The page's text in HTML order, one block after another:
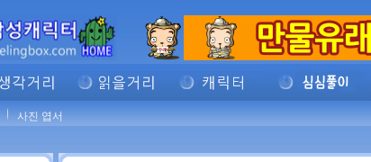
사진 엽서